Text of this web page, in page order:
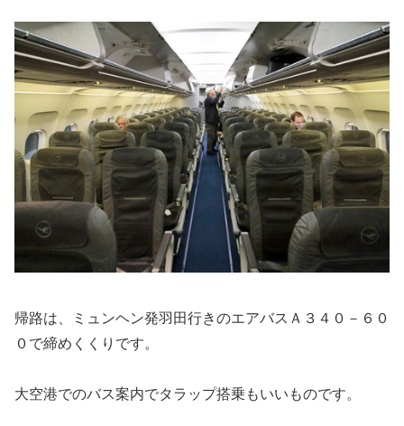
帰路は、ミュンヘン発羽田行きのエアバスＡ３４０－６０
０で締めくくりです。
大空港でのバス案内でタラップ搭乗もいいものです。